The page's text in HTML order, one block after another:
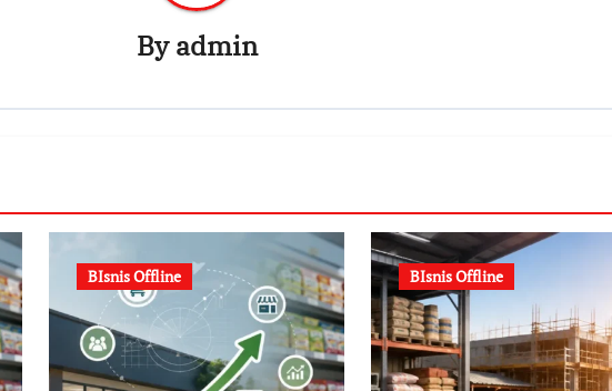
Byadmin
BIsnis Offline BIsnis Offline